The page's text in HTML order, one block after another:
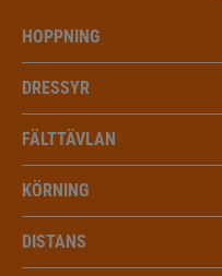
HOPPNING
DRESSYR
FÄLTTÄVLAN
KÖRNING
DISTANS